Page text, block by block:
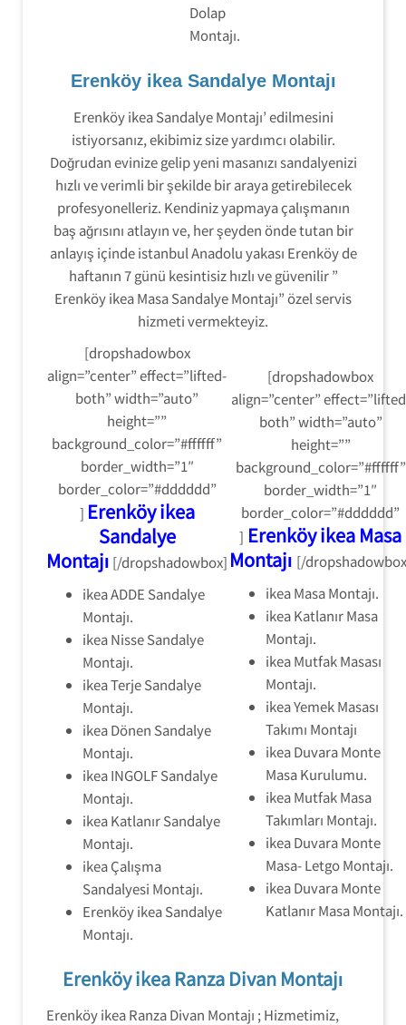
Dolap
Montajı.
Erenköy ikea Sandalye Montajı
Erenköy ikea Sandalye Montajı’ edilmesini
istiyorsanız, ekibimiz size yardımcı olabilir.
Doğrudan evinize gelip yeni masanızı sandalyenizi
hızlı ve verimli bir şekilde bir araya getirebilecek
profesyonelleriz. Kendiniz yapmaya çalışmanın
baş ağrısını atlayın ve, her şeyden önde tutan bir
anlayış içinde istanbul Anadolu yakası Erenköy de
haftanın 7 günü kesintisiz hızlı ve güvenilir ”
Erenköy ikea Masa Sandalye Montajı” özel servis
hizmeti vermekteyiz.
[dropshadowbox
align=”center” effect=”lifted-
both” width=”auto”
height=””
background_color=”#ffffff”
border_width=”1″
border_color=”#dddddd”
] Erenköy ikea
Sandalye
Montajı [/dropshadowbox]
ikea ADDE Sandalye
Montajı.
ikea Nisse Sandalye
Montajı.
ikea Terje Sandalye
Montajı.
ikea Dönen Sandalye
Montajı.
ikea INGOLF Sandalye
Montajı.
ikea Katlanır Sandalye
Montajı.
ikea Çalışma
Sandalyesi Montajı.
Erenköy ikea Sandalye
Montajı.
[dropshadowbox
align=”center”
both” width=”auto”
height=””
background_color=”#ffffff”
border_width=”1″
border_color=”#dddddd”
] Erenköy ikea Masa
Montajı [/
ikea Masa Montajı.
ikea Katlanır Masa
Montajı.
ikea Mutfak Masası
Montajı.
ikea Yemek Masası
Takımı Montajı
ikea Duvara Monte
Masa Kurulumu.
ikea Mutfak Masa
Takımları Montajı.
ikea Duvara Monte
Masa- Letgo Montajı.
ikea Duvara Monte
Katlanır Masa Montajı.
Erenköy ikea Ranza Divan Montajı
Erenköy ikea Ranza Divan Montajı ; Hizmetimiz,